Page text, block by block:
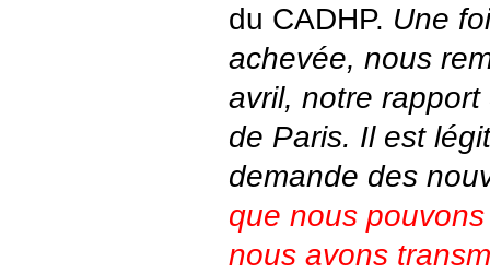
du CADHP. Une
achevée, nous
avril, notre
de Paris. Il est
demande des
que nous pouvons
nous avons